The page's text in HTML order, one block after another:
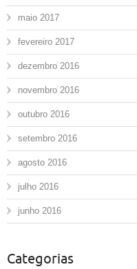
maio 2017
fevereiro 2017
dezembro 2016
novembro 2016
outubro 2016
setembro 2016
agosto 2016
julho 2016
junho 2016
Categorias